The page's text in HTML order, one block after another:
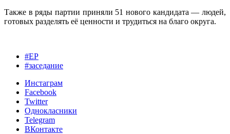
Также в ряды партии приняли 51 нового кандидата — людей,
готовых разделять её ценности и трудиться на благо округа.
#ЕР
#заседание
Инстаграм
Facebook
Twitter
Однокласники
Telegram
ВКонтакте